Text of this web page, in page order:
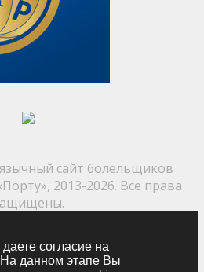
сайт болельщиков
2013-2026. Все права
согласие на
данном этапе Вы